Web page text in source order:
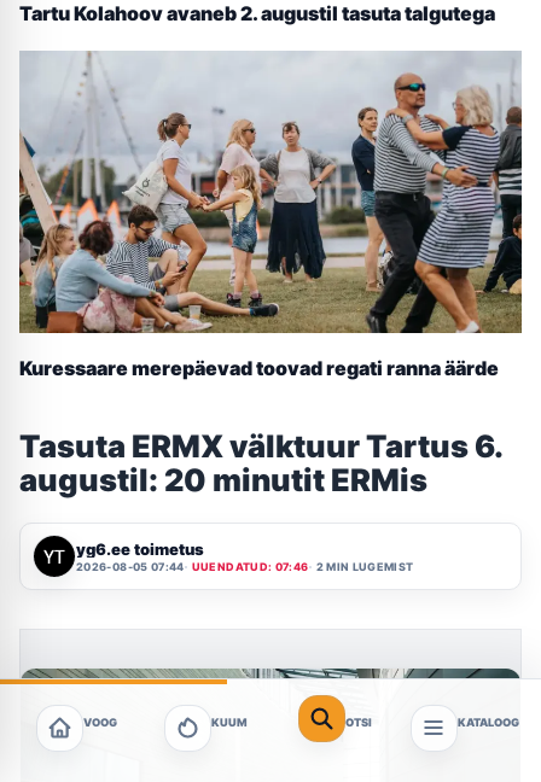
Tartu Kolahoov avaneb 2. augustil tasuta talgutega
Kuressaare merepäevad toovad regati ranna äärde
Tasuta ERMX välktuur Tartus 6.
augustil: 20 minutit ERMis
yg6.ee toimetus
2026-08-05 07:44 UUENDATUD: 07:46 2 MIN LUGEMIST
VOOG KUUM OTSI KATALOOG